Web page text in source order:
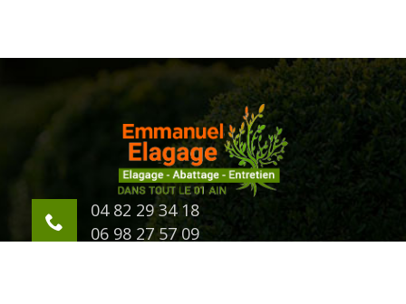
04 82 29 34 18
06 98 27 57 09